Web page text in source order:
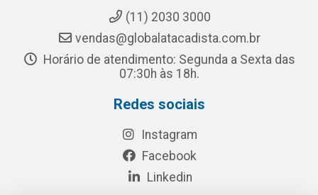
(11) 2030 3000
vendas@globalatacadista.com.br
Horário de atendimento: Segunda a Sexta das
07:30h às 18h.
Redes sociais
Instagram
Facebook
Linkedin